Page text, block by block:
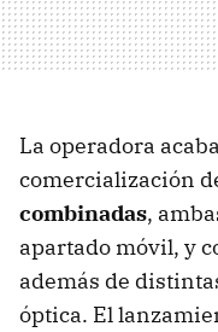
La operadora
comercialización
combinadas,
apartado móvil, y
además de
óptica. El